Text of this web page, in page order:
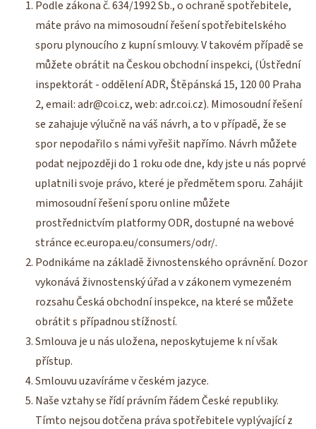
Podle zákona č. 634/1992 Sb., o ochraně spotřebitele,
máte právo na mimosoudní řešení spotřebitelského
sporu plynoucího z kupní smlouvy. V takovém případě se
můžete obrátit na Českou obchodní inspekci, (Ústřední
inspektorát - oddělení ADR, Štěpánská 15, 120 00 Praha
2, email: adr@coi.cz, web: adr.coi.cz). Mimosoudní řešení
se zahajuje výlučně na váš návrh, a to v případě, že se
spor nepodařilo s námi vyřešit napřímo. Návrh můžete
podat nejpozději do 1 roku ode dne, kdy jste u nás poprvé
uplatnili svoje právo, které je předmětem sporu. Zahájit
mimosoudní řešení sporu online můžete
prostřednictvím platformy ODR, dostupné na webové
stránce ec.europa.eu/consumers/odr/.
Podnikáme na základě živnostenského oprávnění. Dozor
vykonává živnostenský úřad a v zákonem vymezeném
rozsahu Česká obchodní inspekce, na které se můžete
obrátit s případnou stížností.
Smlouva je u nás uložena, neposkytujeme k ní však
přístup.
Smlouvu uzavíráme v českém jazyce.
Naše vztahy se řídí právním řádem České republiky.
Tímto nejsou dotčena práva spotřebitele vyplývající z